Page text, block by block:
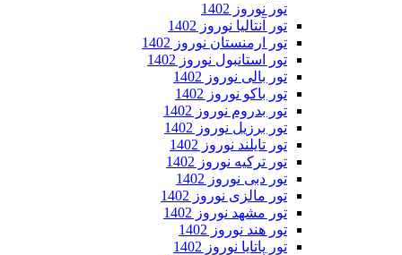
تور نوروز 1402
تور آنتالیا نوروز 1402
تور ارمنستان نوروز 1402
تور استانبول نوروز 1402
تور بالی نوروز 1402
تور باکو نوروز 1402
تور بدروم نوروز 1402
تور برزیل نوروز 1402
تور تایلند نوروز 1402
تور ترکیه نوروز 1402
تور دبی نوروز 1402
تور مالزی نوروز 1402
تور مشهد نوروز 1402
تور هند نوروز 1402
تور پاتایا نوروز 1402